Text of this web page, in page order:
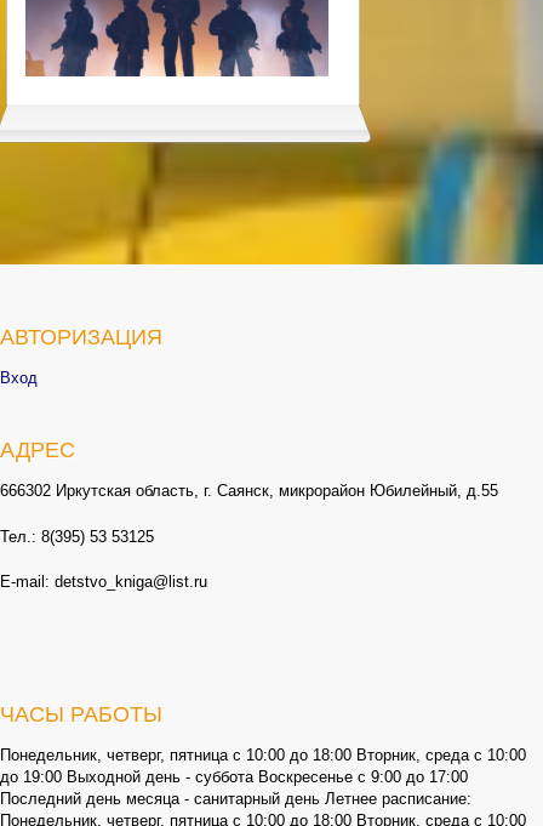
АВТОРИЗАЦИЯ
Вход
АДРЕС
666302 Иркутская область, г. Саянск, микрорайон Юбилейный, д.55
Тел.: 8(395) 53 53125
E-mail: detstvo_kniga@list.ru
ЧАСЫ РАБОТЫ
Понедельник, четверг, пятница с 10:00 до 18:00 Вторник, среда с 10:00
до 19:00 Выходной день - суббота Воскресенье с 9:00 до 17:00
Последний день месяца - санитарный день Летнее расписание:
Понедельник, четверг, пятница с 10:00 до 18:00 Вторник, среда с 10:00